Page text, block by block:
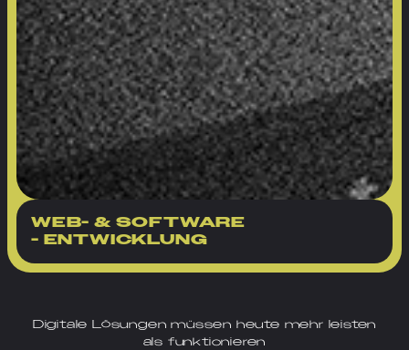
WEB- & SOFTWARE
- ENTWICKLUNG
Digitale Lösungen müssen heute mehr leisten
als funktionieren